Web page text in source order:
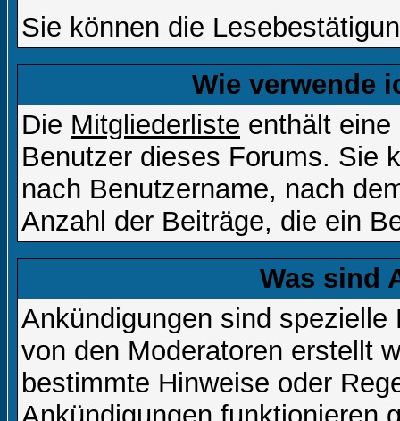
Sie können die
Wie verwende
Die Mitgliederliste enthält
Benutzer dieses Forums. Sie
nach Benutzername, nach
Anzahl der Beiträge, die ein
Was sind
Ankündigungen sind
von den Moderatoren erstellt
bestimmte Hinweise oder